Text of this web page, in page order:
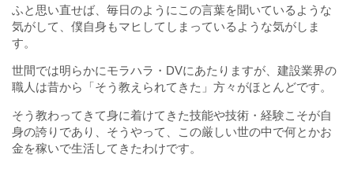
ふと思い直せば、毎日のようにこの言葉を聞いているような
気がして、僕自身もマヒしてしまっているような気がしま
す。
世間では明らかにモラハラ・DVにあたりますが、建設業界の
職人は昔から「そう教えられてきた」方々がほとんどです。
そう教わってきて身に着けてきた技能や技術・経験こそが自
身の誇りであり、そうやって、この厳しい世の中で何とかお
金を稼いで生活してきたわけです。